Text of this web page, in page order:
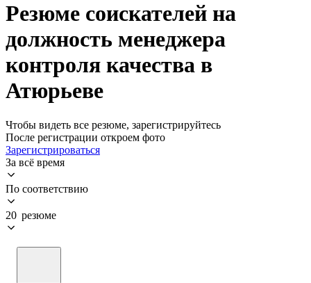
Резюме соискателей на
должность менеджера
контроля качества в
Атюрьеве
Чтобы видеть все резюме, зарегистрируйтесь
После регистрации откроем фото
Зарегистрироваться
За всё время
По соответствию
20 резюме